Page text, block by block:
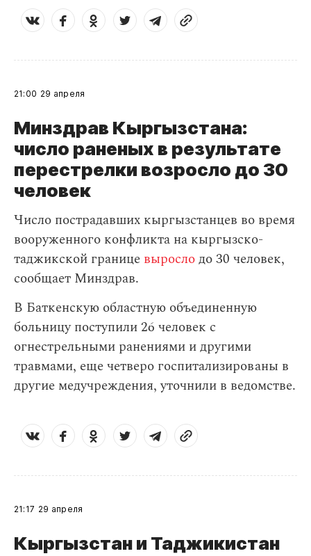
21:00 29 апреля
Минздрав Кыргызстана:
число раненых в результате
перестрелки возросло до 30
человек
Число пострадавших кыргызстанцев во время
вооруженного конфликта на кыргызско-
таджикской границе вырослодо 30 человек,
сообщает Минздрав.
В Баткенскую областную объединенную
больницу поступили 26 человек с
огнестрельными ранениями и другими
травмами, еще четверо госпитализированы в
другие медучреждения, уточнили в ведомстве.
21:17 29 апреля
Кыргызстан и Таджикистан